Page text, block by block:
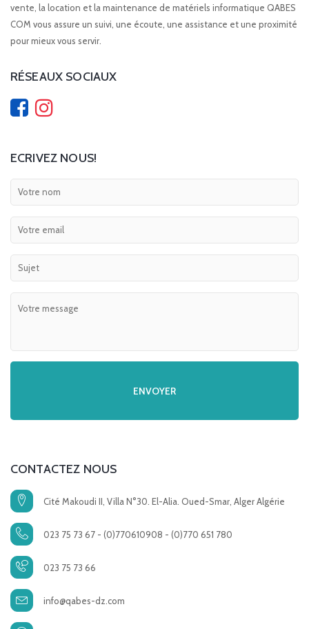
vente, la location et la maintenance de matériels informatique QABES
COM vous assure un suivi, une écoute, une assistance et une proximité
pour mieux vous servir.
RÉSEAUX SOCIAUX
ECRIVEZ NOUS!
CONTACTEZ NOUS
Cité Makoudi II, Villa N°30. El-Alia. Oued-Smar, Alger Algérie
023 75 73 67 - (0)770610908 - (0)770 651 780
023 75 73 66
info@qabes-dz.com